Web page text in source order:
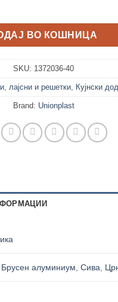
мала правоаголна
ВО КОШНИЦА
SKU: 1372036-40
лајсни и решетки Кујнски
Brand: Unionplast
Брусен алуминиум ,Сива